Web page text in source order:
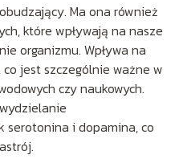
Ma ona również
które wpływają na nasze
organizmu. Wpływa na
jest szczególnie ważne w
czy naukowych.
serotonina i dopamina, co